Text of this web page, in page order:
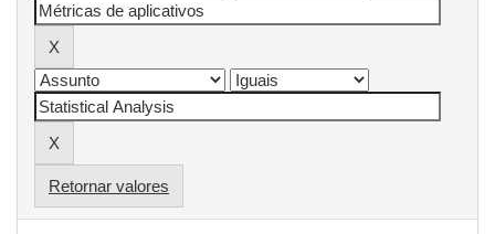
Retornar valores